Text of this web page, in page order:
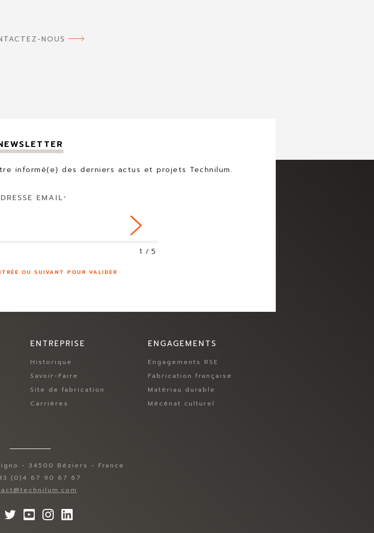
NOUS
informé(e) des derniers actus et projets Technilum.
EMAIL*
1 5
OU SUIVANT POUR VALIDER
ENTREPRISE
Historique
Savoir-Faire
Site de fabrication
Carrières
ENGAGEMENTS
Engagements RSE
Fabrication française
Matériau durable
Mécénat culturel
- 34500 Béziers - France
(0)4 67 90 67 67